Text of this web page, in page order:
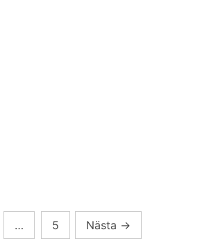
… 5 Nästa →